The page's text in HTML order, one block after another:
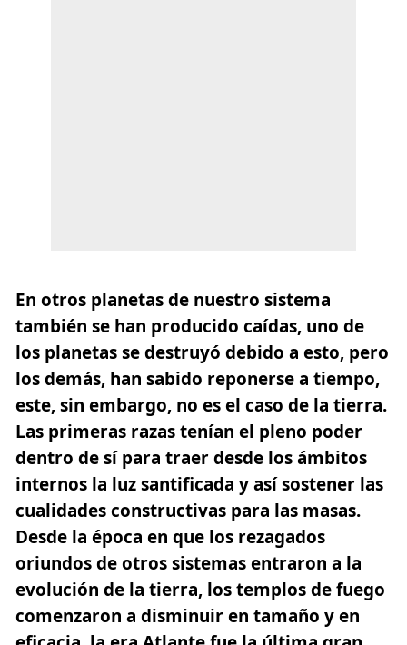
En otros planetas de nuestro sistema
también se han producido caídas, uno de
los planetas se destruyó debido a esto, pero
los demás, han sabido reponerse a tiempo,
este, sin embargo, no es el caso de la tierra.
Las primeras razas tenían el pleno poder
dentro de sí para traer desde los ámbitos
internos la luz santificada y así sostener las
cualidades constructivas para las masas.
Desde la época en que los rezagados
oriundos de otros sistemas entraron a la
evolución de la tierra, los templos de fuego
comenzaron a disminuir en tamaño y en